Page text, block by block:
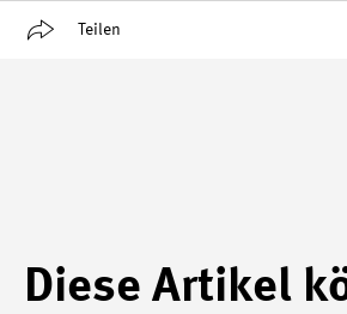
Teilen
Diese Artikel